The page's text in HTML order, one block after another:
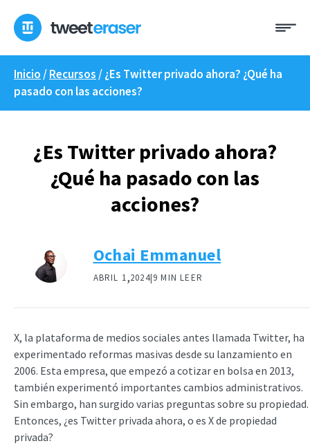
contenido
Inicio /Recursos /¿Es Twitter privado ahora? ¿Qué ha
pasado con las acciones?
¿Es Twitter privado ahora?
¿Qué ha pasado con las
acciones?
Ochai Emmanuel
ABRIL 1,2024|9 MIN LEER
X, la plataforma de medios sociales antes llamada Twitter, ha
experimentado reformas masivas desde su lanzamiento en
2006. Esta empresa, que empezó a cotizar en bolsa en 2013,
también experimentó importantes cambios administrativos.
Sin embargo, han surgido varias preguntas sobre su propiedad.
Entonces, ¿es Twitter privada ahora, o es X de propiedad
privada?